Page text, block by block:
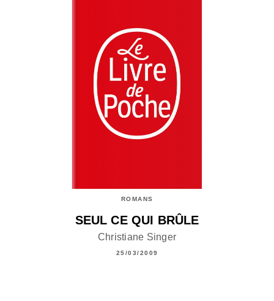
ROMANS
SEUL CE QUI BRÛLE
Christiane Singer
25/03/2009